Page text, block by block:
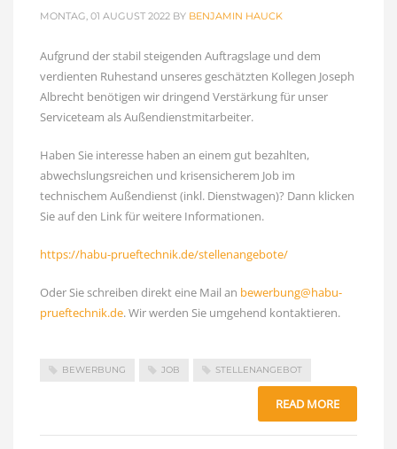
MONTAG, 01 AUGUST 2022 BY BENJAMIN HAUCK
Aufgrund der stabil steigenden Auftragslage und dem
verdienten Ruhestand unseres geschätzten Kollegen Joseph
Albrecht benötigen wir dringend Verstärkung für unser
Serviceteam als Außendienstmitarbeiter.
Haben Sie interesse haben an einem gut bezahlten,
abwechslungsreichen und krisensicherem Job im
technischem Außendienst (inkl. Dienstwagen)? Dann klicken
Sie auf den Link für weitere Informationen.
https://habu-prueftechnik.de/stellenangebote/
Oder Sie schreiben direkt eine Mail an bewerbung@habu-
prueftechnik.de. Wir werden Sie umgehend kontaktieren.
BEWERBUNG JOB STELLENANGEBOT
READ MORE